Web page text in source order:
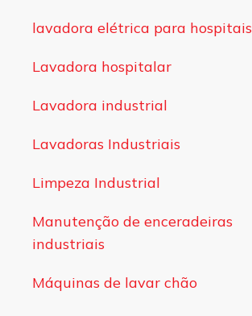
lavadora elétrica para hospitais
Lavadora hospitalar
Lavadora industrial
Lavadoras Industriais
Limpeza Industrial
Manutenção de enceradeiras
industriais
Máquinas de lavar chão